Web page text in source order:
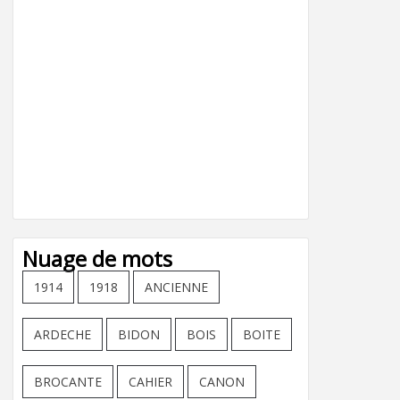
Nuage de mots
1914 1918 ANCIENNE
ARDECHE BIDON BOIS BOITE
BROCANTE CAHIER CANON